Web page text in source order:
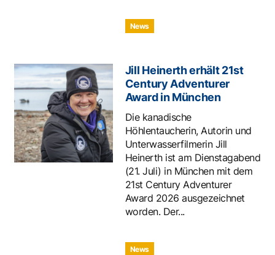
News
Jill Heinerth erhält 21st
Century Adventurer
Award in München
Die kanadische
Höhlentaucherin, Autorin und
Unterwasserfilmerin Jill
Heinerth ist am Dienstagabend
(21. Juli) in München mit dem
21st Century Adventurer
Award 2026 ausgezeichnet
worden. Der...
News